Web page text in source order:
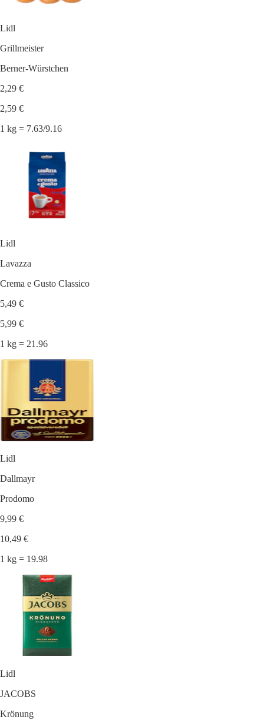
Lidl
Grillmeister
Berner-Würstchen
2,29 €
2,59 €
1 kg = 7.63/9.16
Lidl
Lavazza
Crema e Gusto Classico
5,49 €
5,99 €
1 kg = 21.96
Lidl
Dallmayr
Prodomo
9,99 €
10,49 €
1 kg = 19.98
Lidl
JACOBS
Krönung